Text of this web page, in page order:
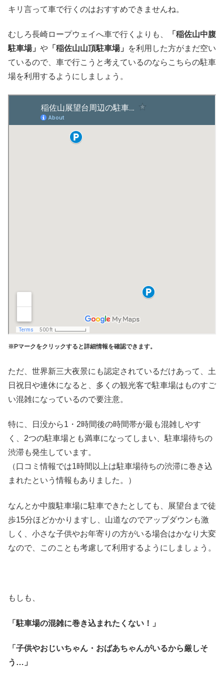
キリ言って車で行くのはおすすめできませんね。
むしろ長崎ロープウェイへ車で行くよりも、
「稲佐山中腹
駐車場」 や 「稲佐山山頂駐車場」
を利用した方がまだ空い
ているので、車で行こうと考えているのならこちらの駐車
場を利用するようにしましょう。
※Pマークをクリックすると詳細情報を確認できます。
ただ、世界新三大夜景にも認定されているだけあって、土
日祝日や連休になると、多くの観光客で駐車場はものすご
い混雑になっているので要注意。
特に、日没から1・2時間後の時間帯が最も混雑しやす
く、2つの駐車場とも満車になってしまい、駐車場待ちの
渋滞も発生しています。
（口コミ情報では1時間以上は駐車場待ちの渋滞に巻き込
まれたという情報もありました。）
なんとか中腹駐車場に駐車できたとしても、展望台まで徒
歩15分ほどかかりますし、山道なのでアップダウンも激
しく、小さな子供やお年寄りの方がいる場合はかなり大変
なので、このことも考慮して利用するようにしましょう。
もしも、
「駐車場の混雑に巻き込まれたくない！」
「子供やおじいちゃん・おばあちゃんがいるから厳しそ
う…」